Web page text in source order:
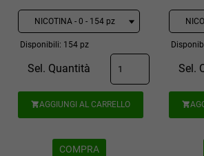
Disponibili: 154 pz
Sel. Quantità
AGGIUNGI AL CARRELLO
COMPRA
Sel.
